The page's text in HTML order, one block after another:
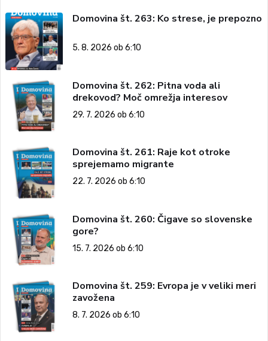
Domovina št. 263: Ko strese, je prepozno
5. 8. 2026 ob 6:10
Domovina št. 262: Pitna voda ali
drekovod? Moč omrežja interesov
29. 7. 2026 ob 6:10
Domovina št. 261: Raje kot otroke
sprejemamo migrante
22. 7. 2026 ob 6:10
Domovina št. 260: Čigave so slovenske
gore?
15. 7. 2026 ob 6:10
Domovina št. 259: Evropa je v veliki meri
zavožena
8. 7. 2026 ob 6:10